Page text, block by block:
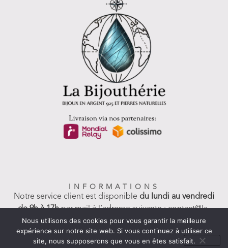
INFORMATIONS
Notre service client est disponible du lundi au vendredi
de 9h à 17hpar mail à l’adresse suivante : contact@la-
bijoutherie.fr
Par téléphone : +33 6 77 39 03 22
Nous utilisons des cookies pour vous garantir la meilleure
expérience sur notre site web. Si vous continuez à utiliser ce
site, nous supposerons que vous en êtes satisfait.